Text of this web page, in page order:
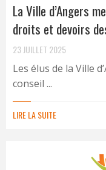
La Ville d’Angers
droits et devoirs
23 JUILLET 2025
Les élus de la Ville
conseil ...
LIRE LA SUITE